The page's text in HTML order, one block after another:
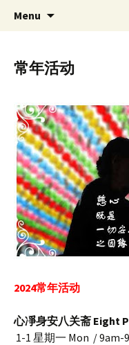
Singapore
Federation
Menu
常年活动
2024常年活动
心凈身安八关斋 Eight
1-1 星期一 Mon / 9am-